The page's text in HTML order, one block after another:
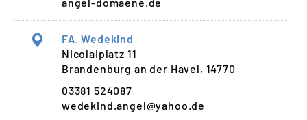
FA. Wedekind
Nicolaiplatz 11
Brandenburg an der Havel, 14770
03381 524087
wedekind.angel@yahoo.de